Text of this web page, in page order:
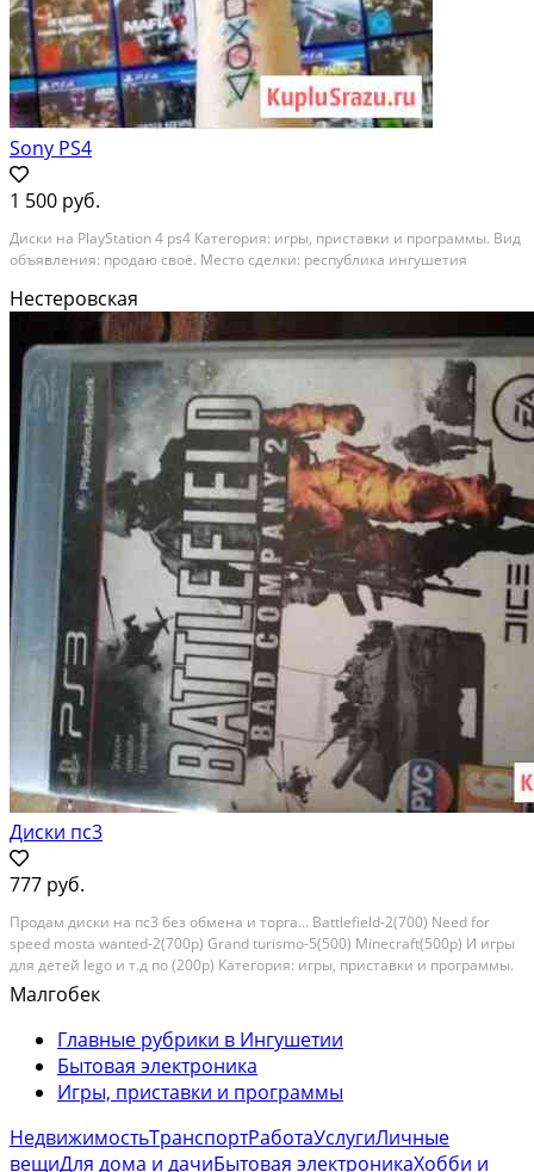
Sony PS4
1 500 руб.
Диски на PlayStation 4 ps4 Категория: игры, приставки и программы. Вид
объявления: продаю своё. Место сделки: республика ингушетия
Нестеровская
Диски пс3
777 руб.
Продам диски на пс3 без обмена и торга... Battlefield-2(700) Need for
speed mosta wanted-2(700p) Grand turismo-5(500) Minecraft(500p) И игры
для детей lego и т.д по (200р) Категория: игры, приставки и программы.
Вид объявления: продаю своё. Место сделки: республика ингушетия,
малгобек
Малгобек
Главные рубрики в Ингушетии
Бытовая электроника
Игры, приставки и программы
НедвижимостьТранспортРаботаУслугиЛичные
вещиДля дома и дачиБытовая электроникаХобби и